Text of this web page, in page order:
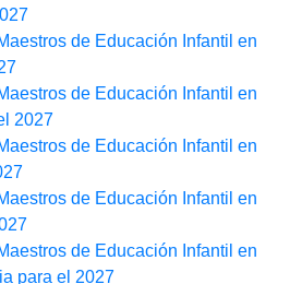
de Educación Infantil en
de Educación Infantil en
2027
de Educación Infantil en
de Educación Infantil en
de Educación Infantil en
para el 2027